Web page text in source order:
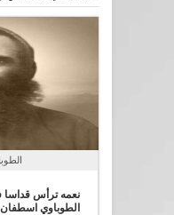
نعمه ترأس قداسا
الطوباوي